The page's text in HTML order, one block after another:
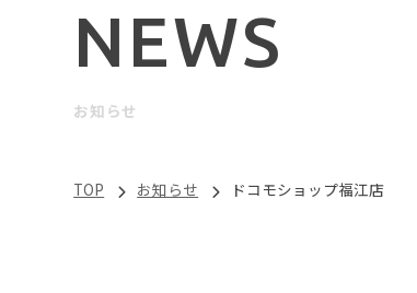
NEWS
お知らせ
TOP お知らせ ドコモショップ福江店